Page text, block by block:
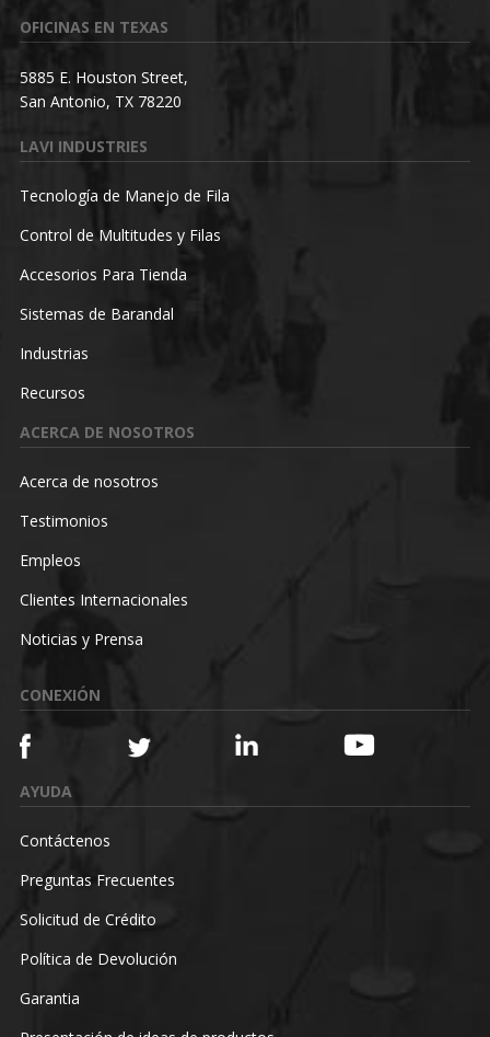
OFICINAS EN TEXAS
5885 E. Houston Street,
San Antonio, TX 78220
LAVI INDUSTRIES
Tecnología de Manejo de Fila
Control de Multitudes y Filas
Accesorios Para Tienda
Sistemas de Barandal
Industrias
Recursos
ACERCA DE NOSOTROS
Acerca de nosotros
Testimonios
Empleos
Clientes Internacionales
Noticias y Prensa
CONEXIÓN
AYUDA
Contáctenos
Preguntas Frecuentes
Solicitud de Crédito
Política de Devolución
Garantia